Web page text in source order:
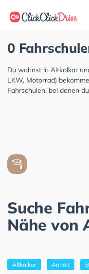
0
Du wohnst in Altkalkar
LKW, Motorrad)
Fahrschulen, bei denen
Suche
Nähe von
Altkalkar Anholt